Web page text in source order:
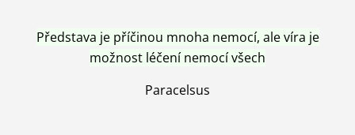
Představa je příčinou mnoha nemocí, ale víra je
možnost léčení nemocí všech
Paracelsus